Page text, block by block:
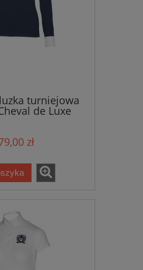
turniejowa
de Luxe
zł